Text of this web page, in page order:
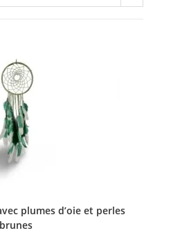
plumes d’oie et perles
brunes